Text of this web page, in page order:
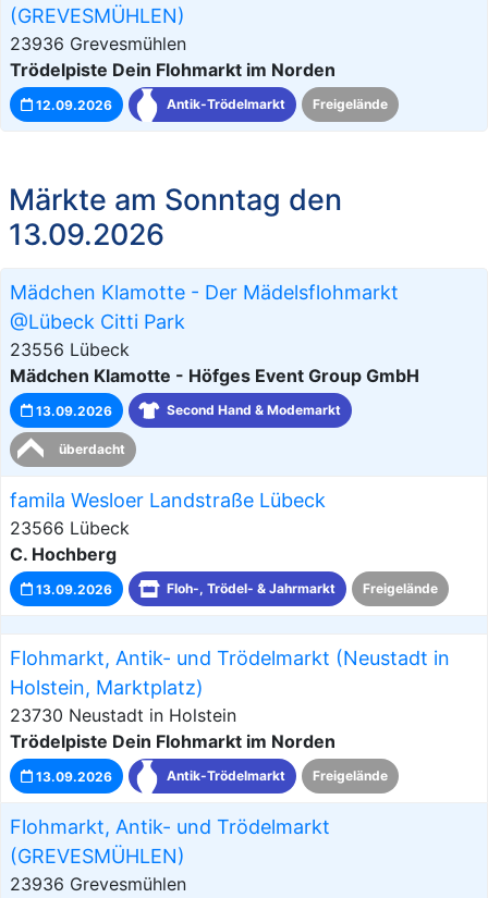
(GREVESMÜHLEN)
23936 Grevesmühlen
Trödelpiste Dein Flohmarkt im Norden
12.09.2026 Antik-Trödelmarkt Freigelände
Märkte am Sonntag den
13.09.2026
Mädchen Klamotte - Der Mädelsflohmarkt
@Lübeck Citti Park
23556 Lübeck
Mädchen Klamotte - Höfges Event Group GmbH
13.09.2026 Second Hand & Modemarkt
überdacht
famila Wesloer Landstraße Lübeck
23566 Lübeck
C. Hochberg
13.09.2026 Floh-, Trödel- & Jahrmarkt Freigelände
Flohmarkt, Antik- und Trödelmarkt (Neustadt in
Holstein, Marktplatz)
23730 Neustadt in Holstein
Trödelpiste Dein Flohmarkt im Norden
13.09.2026 Antik-Trödelmarkt Freigelände
Flohmarkt, Antik- und Trödelmarkt
(GREVESMÜHLEN)
23936 Grevesmühlen